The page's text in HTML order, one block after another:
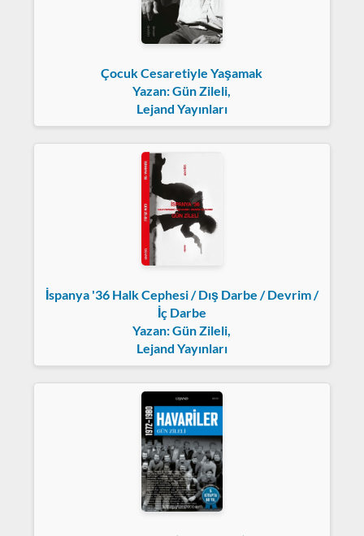
Çocuk Cesaretiyle Yaşamak
Yazan: Gün Zileli,
Lejand Yayınları
İspanya '36 Halk Cephesi / Dış Darbe / Devrim /
İç Darbe
Yazan: Gün Zileli,
Lejand Yayınları